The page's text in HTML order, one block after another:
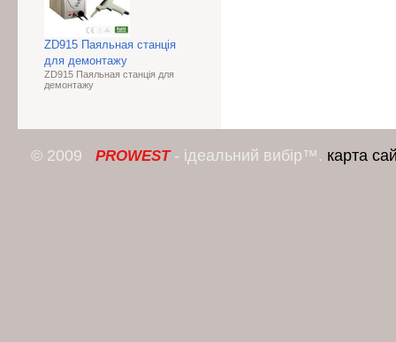
ZD915 Паяльная станція
для демонтажу
ZD915 Паяльная станція для
демонтажу
© 2009 PROWEST- ідеальний вибір™. карта